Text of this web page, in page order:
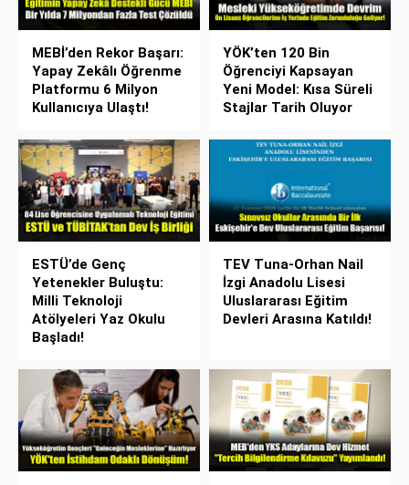
MEBİ’den Rekor Başarı:
Yapay Zekâlı Öğrenme
Platformu 6 Milyon
Kullanıcıya Ulaştı!
YÖK’ten 120 Bin
Öğrenciyi Kapsayan
Yeni Model: Kısa Süreli
Stajlar Tarih Oluyor
ESTÜ’de Genç
Yetenekler Buluştu:
Milli Teknoloji
Atölyeleri Yaz Okulu
Başladı!
TEV Tuna-Orhan Nail
İzgi Anadolu Lisesi
Uluslararası Eğitim
Devleri Arasına Katıldı!